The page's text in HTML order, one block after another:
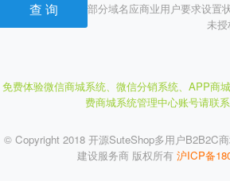
部分域名应商业用户要求设置
未授
免费体验微信商城系统、微信分销系统、APP商
费商城系统管理中心账号请联
© Copyright 2018 开源SuteShop多用户B2B2C
建设服务商 版权所有 沪ICP备